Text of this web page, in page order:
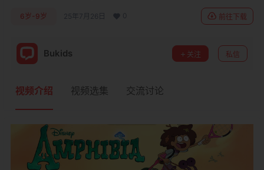
6岁-9岁 25年7月26日 前往下载
Bukids 关注 私信
视频介绍 视频选集 交流讨论